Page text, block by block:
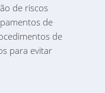
de riscos
de
de
para evitar